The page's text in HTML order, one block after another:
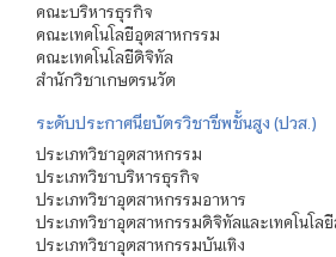
คณะบริหารธุรกิจ
คณะเทคโนโลยีอุตสาหกรรม
คณะเทคโนโลยีดิจิทัล
สำนักวิชาเกษตรนวัต
ระดับประกาศนียบัตรวิชาชีพชั้นสูง (ปวส.)
ประเภทวิชาอุตสาหกรรม
ประเภทวิชาบริหารธุรกิจ
ประเภทวิชาอุตสาหกรรมอาหาร
ประเภทวิชาอุตสาหกรรมดิจิทัลและเทคโนโลยี
ประเภทวิชาอุตสาหกรรมบันเทิง